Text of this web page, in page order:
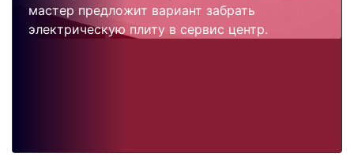
мастер предложит вариант забрать
электрическую плиту в сервис центр.